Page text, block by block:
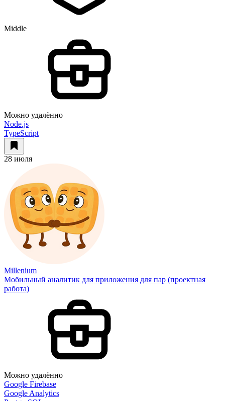
Middle
Можно удалённо
Node.js
TypeScript
28 июля
Millenium
Мобильный аналитик для приложения для пар (проектная
работа)
Можно удалённо
Google Firebase
Google Analytics